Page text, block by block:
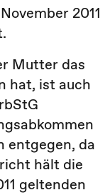
2011
Mutter das
hat, ist auch
entgegen, da
hält die
geltenden